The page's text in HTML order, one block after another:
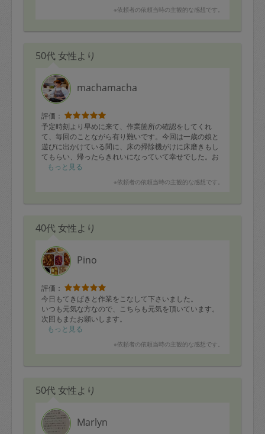
※依頼者の依頼当時の主観的な感想です。
50代 女性より
machamacha
評価：
予定時刻より早めに来て、作業箇所の確認をしてくれ
て、毎回のことながら有り難いです。今回は一歳の娘と
遊びに出かけている間に、床の掃除機がけに床磨きもし
てもらい、帰ったらきれいになっていて幸せでした。お
風呂、洗面所、トイレ、キッチン、電子レンジと、水回
す。一歳の娘がなついていて、途中作業の邪魔をしまし
もっと見る
※依頼者の依頼当時の主観的な感想です。
40代 女性より
Pino
評価：
今日もてきぱきと作業をこなして下さいました。
いつも元気な方なので、こちらも元気を頂いています。
次回もまたお願いします。
もっと見る
※依頼者の依頼当時の主観的な感想です。
50代 女性より
Marlyn